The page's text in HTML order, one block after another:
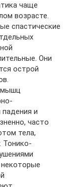
чаще
возрасте.
спастические
Они
острой
мышц
и
часто
тела,
Тонико-